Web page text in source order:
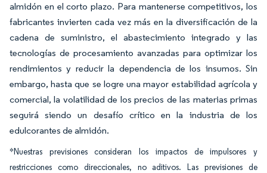
almidón en el corto plazo. Para mantenerse competitivos, los
fabricantes invierten cada vez más en la diversificación de la
cadena de suministro, el abastecimiento integrado y las
tecnologías de procesamiento avanzadas para optimizar los
rendimientos y reducir la dependencia de los insumos. Sin
embargo, hasta que se logre una mayor estabilidad agrícola y
comercial, la volatilidad de los precios de las materias primas
seguirá siendo un desafío crítico en la industria de los
edulcorantes de almidón.
*Nuestras previsiones consideran los impactos de impulsores y
restricciones como direccionales, no aditivos. Las previsiones de